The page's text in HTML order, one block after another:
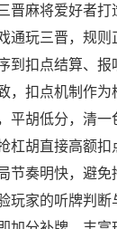
晋麻将爱好者打
通玩三晋，规则
到扣点结算、报
，扣点机制作为
平胡低分，清一
杠胡直接高额扣
节奏明快，避免
玩家的听牌判断